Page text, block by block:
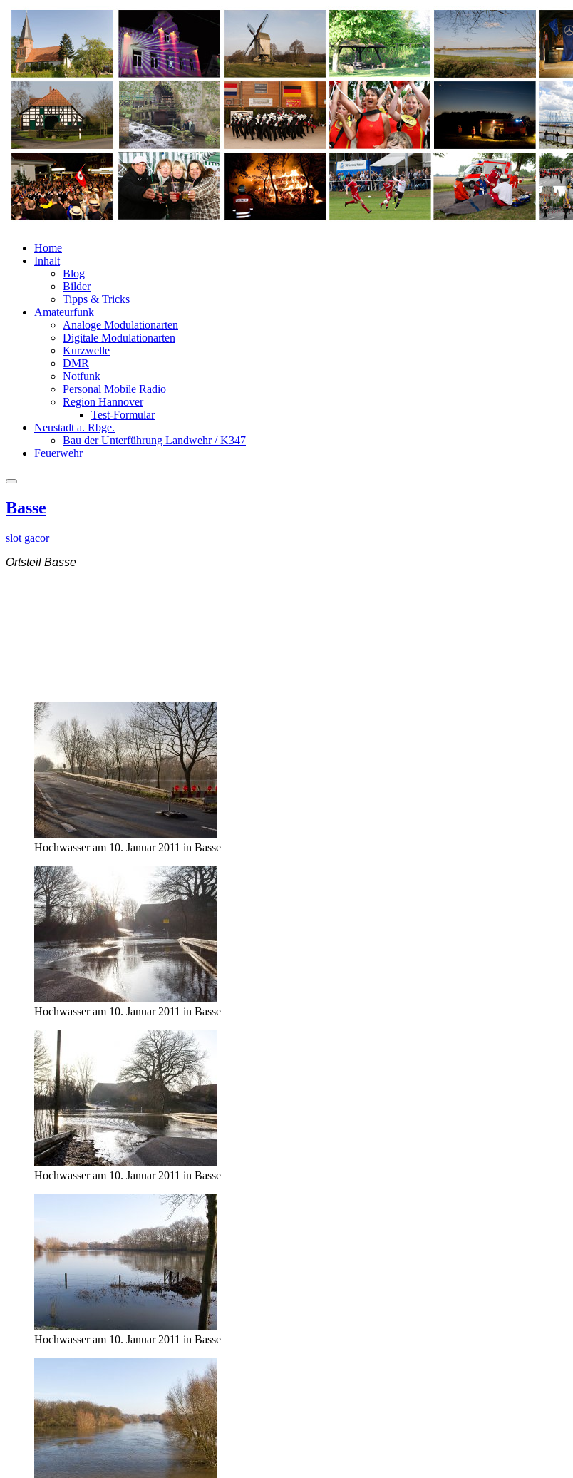
Home
Inhalt
Blog
Bilder
Tipps & Tricks
Amateurfunk
Analoge Modulationarten
Digitale Modulationarten
Kurzwelle
DMR
Notfunk
Personal Mobile Radio
Region Hannover
Test-Formular
Neustadt a. Rbge.
Bau der Unterführung Landwehr / K347
Feuerwehr
Basse
slot gacor
Ortsteil Basse
Hochwasser am 10. Januar 2011 in Basse
Hochwasser am 10. Januar 2011 in Basse
Hochwasser am 10. Januar 2011 in Basse
Hochwasser am 10. Januar 2011 in Basse